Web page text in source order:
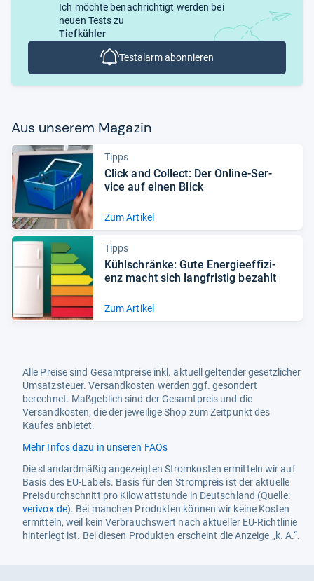
Ich möchte benachrichtigt werden bei
neuen Tests zu
Tiefkühler
Testalarm abonnieren
Aus unse­rem Maga­zin
Tipps
Click and Col­lect: Der Online-​Ser­
vice auf einen Blick
Zum Artikel
Tipps
Kühl­schränke: Gute Ener­gie­ef­fi­zi­
enz macht sich lang­fris­tig bezahlt
Zum Artikel
Alle Preise sind Gesamtpreise inkl. aktuell geltender gesetzlicher
Umsatzsteuer. Versandkosten werden ggf. gesondert
berechnet. Maßgeblich sind der Gesamtpreis und die
Versandkosten, die der jeweilige Shop zum Zeitpunkt des
Kaufes anbietet.
Mehr Infos dazu in unseren FAQs
Die standardmäßig angezeigten Stromkosten ermitteln wir auf
Basis des EU-Labels. Basis für den Strompreis ist der aktuelle
Preisdurchschnitt pro Kilowattstunde in Deutschland (Quelle:
verivox.de). Bei manchen Produkten können wir keine Kosten
ermitteln, weil kein Verbrauchswert nach aktueller EU-Richtlinie
hinterlegt ist. Bei diesen Produkten erscheint die Anzeige „k. A.“.